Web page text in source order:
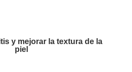
y mejorar la textura de la
piel